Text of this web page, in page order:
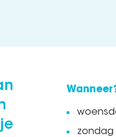
zondag